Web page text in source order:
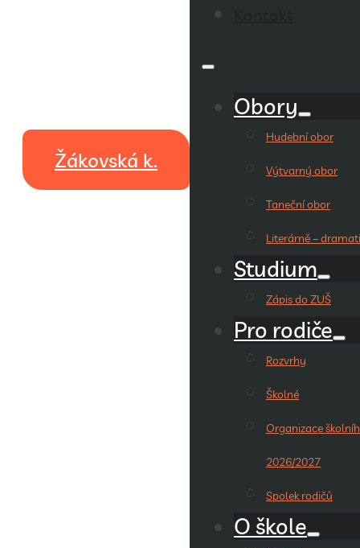
Žákovská k.
Obory
Hudební obor
Výtvarný obor
Taneční obor
Literárně –
Studium
Zápis do ZUŠ
Pro rodiče
Rozvrhy
Školné
Organizace
2026/2027
Spolek rodičů
O škole